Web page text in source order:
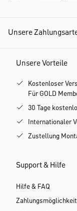
Unsere
Unsere Vorteile
Kostenloser
Für GOLD
30 Tage
Internationaler
Zustellung
Support & Hilfe
Hilfe & FAQ